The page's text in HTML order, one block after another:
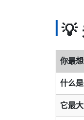
💡
你最
什么是
它最